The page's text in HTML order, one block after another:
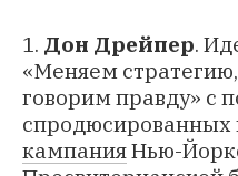
1. Дон Дрейпер.
«Меняем
говорим правду» с
спродюсированных
кампанияНью-